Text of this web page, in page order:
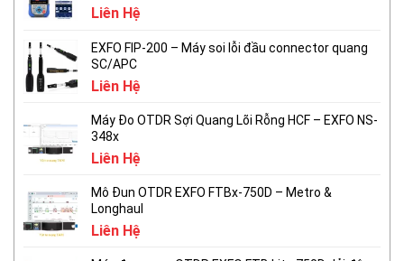
Liên Hệ
EXFO FIP-200 – Máy soi lỗi đầu connector quang
SC/APC
Liên Hệ
Máy Đo OTDR Sợi Quang Lõi Rỗng HCF – EXFO NS-
348x
Liên Hệ
Mô Đun OTDR EXFO FTBx-750D – Metro &
Longhaul
Liên Hệ